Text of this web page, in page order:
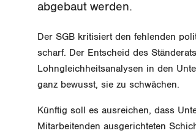
abgebaut werden.
Der SGB kritisiert den fehlenden
scharf. Der Entscheid des
Lohngleichheitsanalysen in den
ganz bewusst, sie zu schwächen.
Künftig soll es ausreichen, dass
Mitarbeitenden ausgerichteten